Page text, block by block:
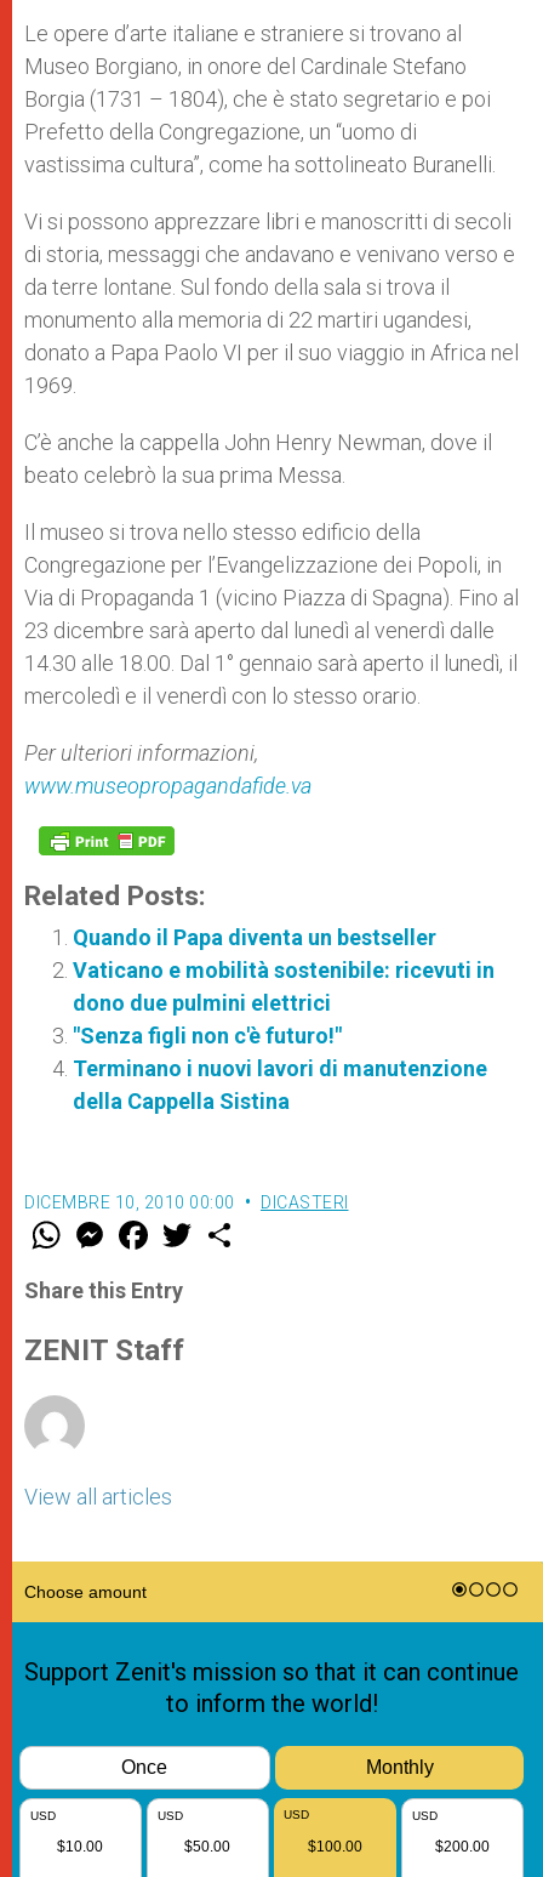
Le opere d’arte italiane e straniere si trovano al
Museo Borgiano, in onore del Cardinale Stefano
Borgia (1731 – 1804), che è stato segretario e poi
Prefetto della Congregazione, un “uomo di
vastissima cultura”, come ha sottolineato Buranelli.
Vi si possono apprezzare libri e manoscritti di secoli
di storia, messaggi che andavano e venivano verso e
da terre lontane. Sul fondo della sala si trova il
monumento alla memoria di 22 martiri ugandesi,
donato a Papa Paolo VI per il suo viaggio in Africa nel
1969.
C’è anche la cappella John Henry Newman, dove il
beato celebrò la sua prima Messa.
Il museo si trova nello stesso edificio della
Congregazione per l’Evangelizzazione dei Popoli, in
Via di Propaganda 1 (vicino Piazza di Spagna). Fino al
23 dicembre sarà aperto dal lunedì al venerdì dalle
14.30 alle 18.00. Dal 1° gennaio sarà aperto il lunedì, il
mercoledì e il venerdì con lo stesso orario.
Per ulteriori informazioni,
www.museopropagandafide.va
Related Posts:
Quando il Papa diventa un bestseller
Vaticano e mobilità sostenibile: ricevuti in
dono due pulmini elettrici
"Senza figli non c'è futuro!"
Terminano i nuovi lavori di manutenzione
della Cappella Sistina
DICEMBRE 10, 2010 00:00 DICASTERI
W
t
s
p
p
M
e
s
e
g
e
F
a
e
b
o
k
w
Share this Entry
ZENIT Staff
View all articles